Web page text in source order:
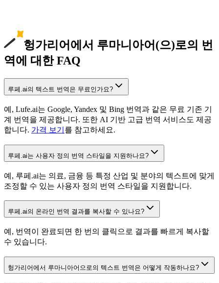
헝가리어에서 루마니아어(으)로의 번
역에 대한 FAQ
루페.ai의 텍스트 번역은 무료인가요?
예, Lufe.ai는 Google, Yandex 및 Bing 번역과 같은 무료 기존 기
계 번역을 제공합니다. 또한 AI 기반 고급 번역 서비스도 제공
합니다. 가격 보기 를 참고하세요.
루페.ai는 사용자 정의 번역 스타일을 지원하나요?
예, 루페.ai는 의료, 금융 등 특정 산업 및 분야의 텍스트에 맞게
조정할 수 있는 사용자 정의 번역 스타일을 지원합니다.
루페.ai의 온라인 번역 결과를 복사할 수 있나요?
예, 번역이 완료되면 한 번의 클릭으로 결과를 빠르게 복사할
수 있습니다.
헝가리어에서 루마니아어으로의 텍스트 번역은 어떻게 작동하나요?